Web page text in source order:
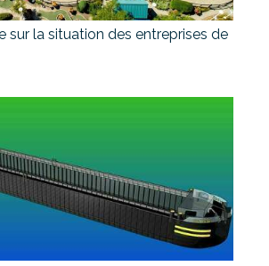
sur la situation des entreprises de